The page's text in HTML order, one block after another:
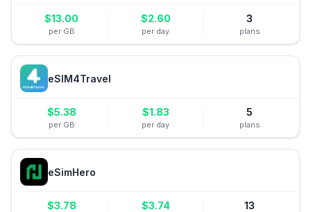
$13.00
per GB
$2.60
per day
3
plans
eSIM4Travel
$5.38
per GB
$1.83
per day
5
plans
eSimHero
$3.78 $3.74 13